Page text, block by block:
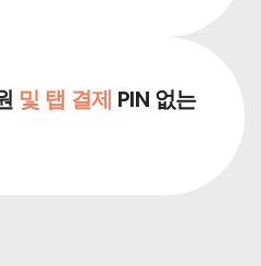
및 탭 결제 PIN 없는